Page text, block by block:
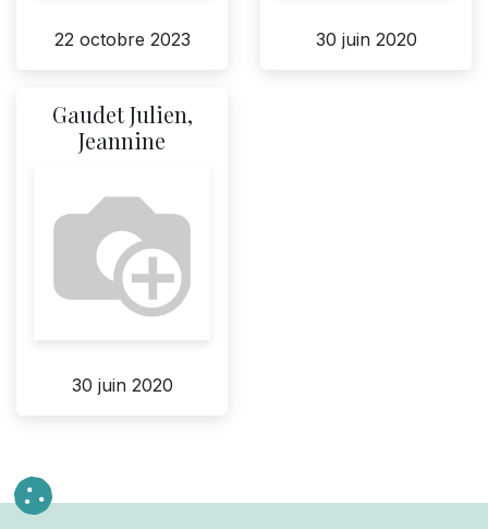
22 octobre 2023 30 juin 2020
Gaudet Julien,
Jeannine
30 juin 2020